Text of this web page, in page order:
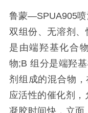
鲁蒙—SPUA905喷
双组份、无溶剂
是由端羟基化合
物;B 组分是端羟
剂组成的混合物
应活性的催化剂
凝胶时间快，立